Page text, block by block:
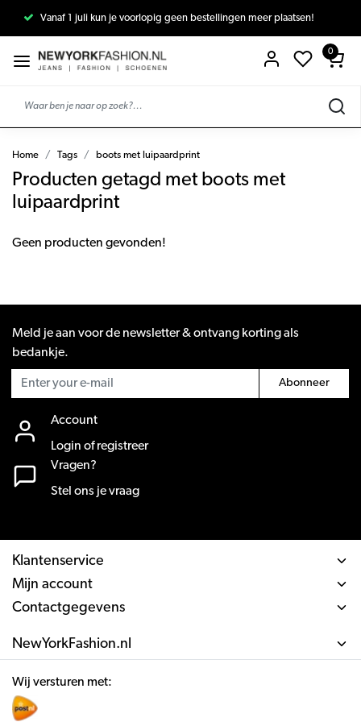
Vanaf 1 juli kun je voorlopig geen bestellingen meer plaatsen!
0
Home Tags boots met luipaardprint
Producten getagd met boots met
luipaardprint
Geen producten gevonden!
Meld je aan voor de newsletter & ontvang korting als
bedankje.
Abonneer
Account
Login of registreer
Vragen?
Stel ons je vraag
Klantenservice
Mijn account
Contactgegevens
NewYorkFashion.nl
Wij versturen met: